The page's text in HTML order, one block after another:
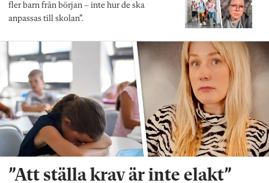
fler barn från början – inte hur de ska
anpassas till skolan”.
”Att ställa krav är inte elakt”